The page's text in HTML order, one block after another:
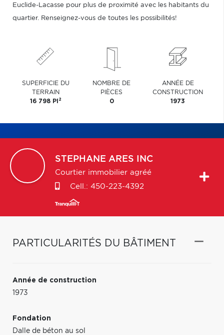
Euclide-Lacasse pour plus de proximité avec les habitants du
quartier. Renseignez-vous de toutes les possibilités!
SUPERFICIE DU
TERRAIN
16 798 PI 2
NOMBRE DE
PIÈCES
0
ANNÉE DE
CONSTRUCTION
1973
STEPHANE ARES INC
Courtier immobilier agréé
Cell.: 450-223-4392
PARTICULARITÉS DU BÂTIMENT
Année de construction
1973
Fondation
Dalle de béton au sol